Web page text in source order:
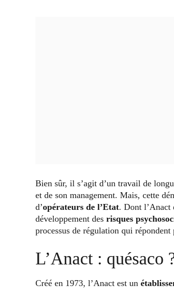
Bien sûr, il s’agit d’un travail de
et de son management. Mais, cette
d’opérateurs de l’Etat. Dont l’Anact
développement des risques
processus de régulation qui
L’Anact : quésaco
Créé en 1973, l’Anact est un